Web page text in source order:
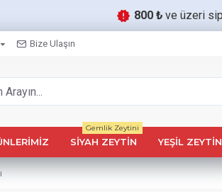
800 ₺ve üzeri
Bize Ulaşın
SIYAH ZEYTIN
Gemlik Zeytini
YEŞIL ZEYTIN